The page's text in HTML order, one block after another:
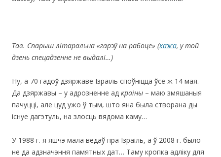
Тав. Спарыш літаральна «гарэў на рабоце» (кажа, у той
дзень cпецадзенне не выдалі…)
Ну, а 70 гадоў дзяржаве Ізраіль споўніцца ўсё ж 14 мая.
Да дзяржавы – у адрозненне ад краіны – маю змяшаныя
пачуцці, але цуд ужо ў тым, што яна была створана ды
існуе дагэтуль, на злосць вядома каму…
У 1988 г. я яшчэ мала ведаў пра Ізраіль, а ў 2008 г. было
не да адзначэння памятных дат… Таму кропка адліку для